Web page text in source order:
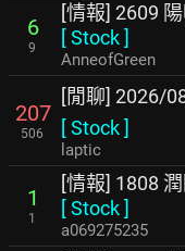
6
9
[情報] 2609
[Stock]
AnneofGreen
207
506
[閒聊] 2026/
[Stock]
laptic
1
1
[情報] 1808
[Stock]
a069275235